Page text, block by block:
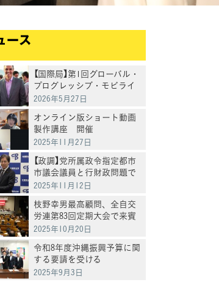
ース
【国際局】第1回グローバル・
プログレッシブ・モビライ
ゼーション(GPM)参加報告書
2026年5月27日
オンライン版ショート動画
製作講座 開催
2025年11月27日
【政調】党所属政令指定都市
市議会議員と行財政問題で
懇談
2025年11月12日
枝野幸男最高顧問、全自交
労連第83回定期大会で来賓
あいさつ
2025年10月20日
令和8年度沖縄振興予算に関
する要請を受ける
2025年9月3日